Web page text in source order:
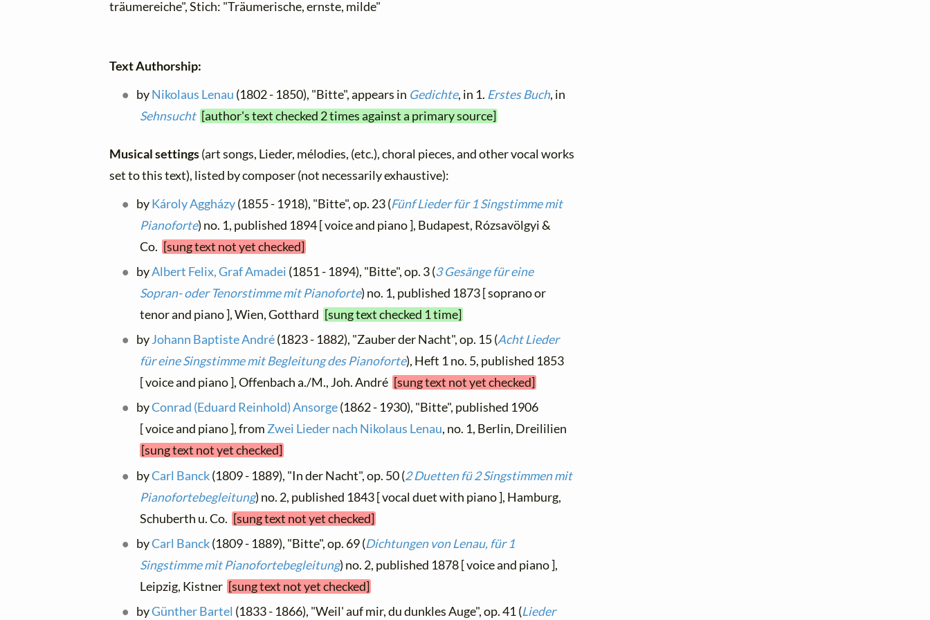
träumereiche", Stich: "Träumerische, ernste, milde"
Text Authorship:
byNikolaus Lenau (1802 - 1850), "Bitte", appears in Gedichte, in 1. Erstes Buch, in
Sehnsucht [author's text checked 2 times against a primary source]
Musical settings(art songs, Lieder, mélodies, (etc.), choral pieces, and other vocal works
set to this text), listed by composer (not necessarily exhaustive):
byKároly Aggházy(1855 - 1918), "Bitte", op. 23 (Fünf Lieder für 1 Singstimme mit
Pianoforte) no. 1, published 1894 [ voice and piano ], Budapest, Rózsavölgyi &
Co. [sung text not yet checked]
byAlbert Felix, Graf Amadei (1851 - 1894), "Bitte", op. 3 (3 Gesänge für eine
Sopran- oder Tenorstimme mit Pianoforte) no. 1, published 1873 [ soprano or
tenor and piano ], Wien, Gotthard [sung text checked 1 time]
byJohann Baptiste André(1823 - 1882), "Zauber der Nacht", op. 15 (Acht Lieder
für eine Singstimme mit Begleitung des Pianoforte), Heft 1 no. 5, published 1853
[ voice and piano ], Offenbach a./M., Joh. André [sung text not yet checked]
byConrad (Eduard Reinhold) Ansorge(1862 - 1930), "Bitte", published 1906
[ voice and piano ], fromZwei Lieder nach Nikolaus Lenau, no. 1, Berlin, Dreililien
[sung text not yet checked]
byCarl Banck(1809 - 1889), "In der Nacht", op. 50 (2 Duetten fü 2 Singstimmen mit
Pianofortebegleitung) no. 2, published 1843 [ vocal duet with piano ], Hamburg,
Schuberth u. Co. [sung text not yet checked]
byCarl Banck(1809 - 1889), "Bitte", op. 69 (Dichtungen von Lenau, für 1
Singstimme mit Pianofortebegleitung) no. 2, published 1878 [ voice and piano ],
Leipzig, Kistner [sung text not yet checked]
byGünther Bartel (1833 - 1866), "Weil' auf mir, du dunkles Auge", op. 41 (Lieder